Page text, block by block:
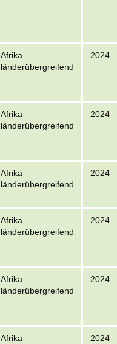
Afrika
länderübergreifend
2024
Afrika
länderübergreifend
2024
Afrika
länderübergreifend
2024
Afrika
länderübergreifend
2024
Afrika
länderübergreifend
2024
Afrika
2024